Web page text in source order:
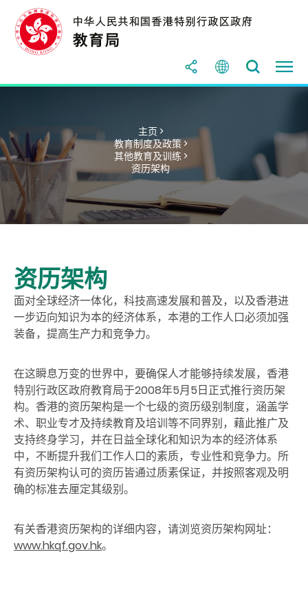
主页 >
教育制度及政策 >
其他教育及训练 >
资历架构
资历架构
面对全球经济一体化，科技高速发展和普及，以及香港进
一步迈向知识为本的经济体系，本港的工作人口必须加强
装备，提高生产力和竞争力。
在这瞬息万变的世界中，要确保人才能够持续发展，香港
特别行政区政府教育局于2008年5月5日正式推行资历架
构。香港的资历架构是一个七级的资历级别制度，涵盖学
术、职业专才及持续教育及培训等不同界别，藉此推广及
支持终身学习，并在日益全球化和知识为本的经济体系
中，不断提升我们工作人口的素质，专业性和竞争力。所
有资历架构认可的资历皆通过质素保证，并按照客观及明
确的标准去厘定其级别。
有关香港资历架构的详细内容，请浏览资历架构网址：
www.hkqf.gov.hk。